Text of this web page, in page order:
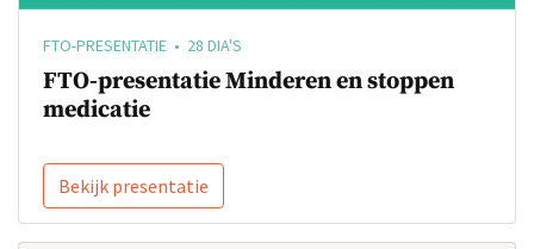
FTO-PRESENTATIE • 28 DIA'S
FTO-presentatie Minderen en stoppen
medicatie
Bekijk presentatie